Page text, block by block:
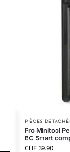
PIÈCES
Pro Minitool
BC Smart
CHF39.90